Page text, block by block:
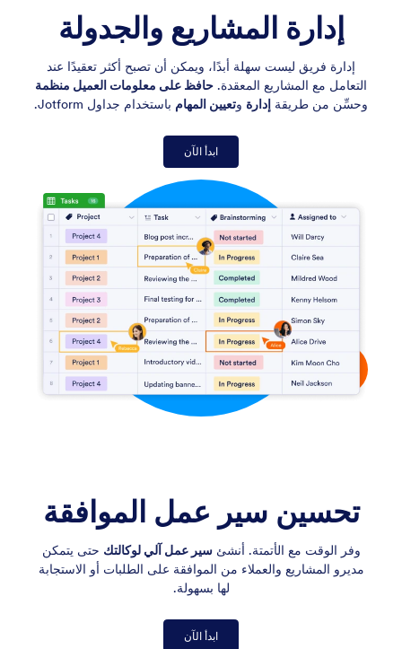
إدارة المشاريع والجدولة
إدارة فريق ليست سهلة أبدًا، ويمكن أن تصبح أكثر تعقيدًا عند
التعامل مع المشاريع المعقدة. حافظ على معلومات العميل منظمة
وحسِّن من طريقة إدارة وتعيين المهام باستخدام جداول Jotform.
ابدأ الآن
تحسين سير عمل الموافقة
وفر الوقت مع الأتمتة. أنشئسير عمل آلي لوكالتك حتى يتمكن
مديرو المشاريع والعملاء من الموافقة على الطلبات أو الاستجابة
لها بسهولة.
ابدأ الآن